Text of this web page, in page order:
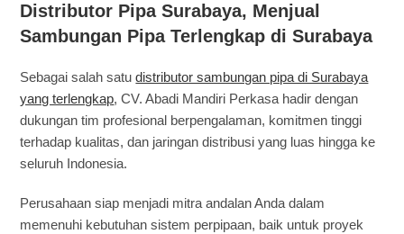
Distributor Pipa Surabaya, Menjual
Sambungan Pipa Terlengkap di Surabaya
Sebagai salah satudistributor sambungan pipa di Surabaya
yang terlengkap, CV. Abadi Mandiri Perkasa hadir dengan
dukungan tim profesional berpengalaman, komitmen tinggi
terhadap kualitas, dan jaringan distribusi yang luas hingga ke
seluruh Indonesia.
Perusahaan siap menjadi mitra andalan Anda dalam
memenuhi kebutuhan sistem perpipaan, baik untuk proyek